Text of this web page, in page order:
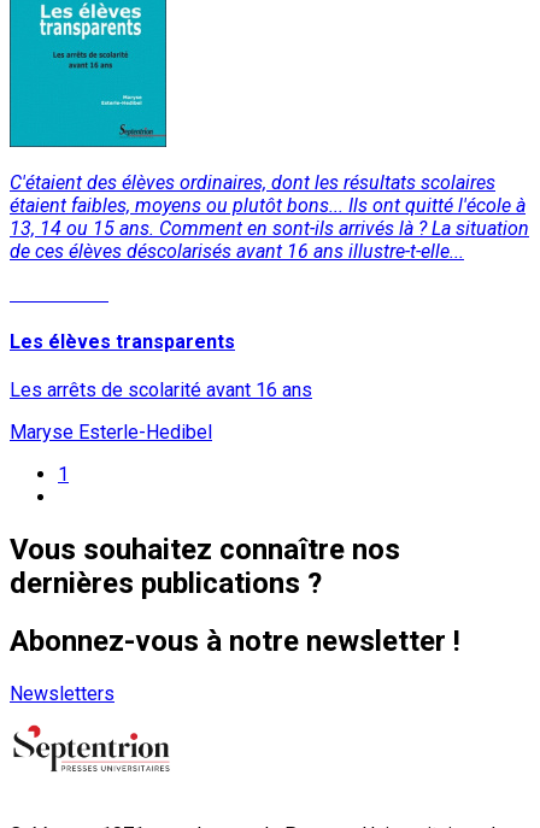
C'étaient des élèves ordinaires, dont les résultats scolaires
étaient faibles, moyens ou plutôt bons... Ils ont quitté l'école à
13, 14 ou 15 ans. Comment en sont-ils arrivés là ? La situation
de ces élèves déscolarisés avant 16 ans illustre-t-elle...
Les élèves transparents
Les arrêts de scolarité avant 16 ans
Maryse Esterle-Hedibel
1
Vous souhaitez connaître nos
dernières publications ?
Abonnez-vous à notre newsletter !
Newsletters